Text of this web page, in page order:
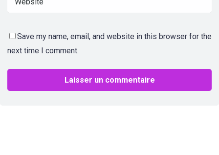
Save my name, email, and website in this browser for the
next time I comment.